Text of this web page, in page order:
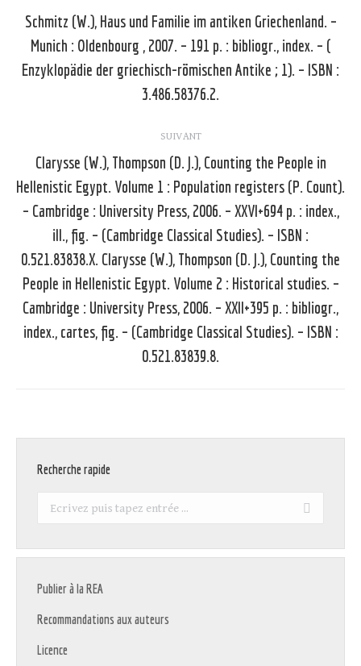
article
Article
précédent
:
Schmitz (W.), Haus und Familie im antiken Griechenland. –
Munich : Oldenbourg , 2007. – 191 p. : bibliogr., index. – (
Enzyklopädie der griechisch-römischen Antike ; 1). – ISBN :
3.486.58376.2.
SUIVANT
Article
suivant
Clarysse (W.), Thompson (D. J.), Counting the People in
Hellenistic Egypt. Volume 1 : Population registers (P. Count).
– Cambridge : University Press, 2006. – XXVI+694 p. : index.,
ill., fig. – (Cambridge Classical Studies). – ISBN :
0.521.83838.X. Clarysse (W.), Thompson (D. J.), Counting the
People in Hellenistic Egypt. Volume 2 : Historical studies. –
Cambridge : University Press, 2006. – XXII+395 p. : bibliogr.,
index., cartes, fig. – (Cambridge Classical Studies). – ISBN :
0.521.83839.8.
Recherche rapide
Recherche
Publier à la REA
Recommandations aux auteurs
Licence